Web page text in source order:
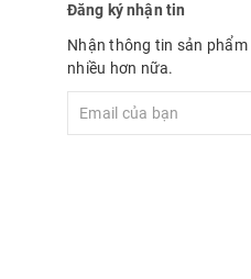
Đăng ký nhận tin
Nhận thông tin sản
nhiều hơn nữa.